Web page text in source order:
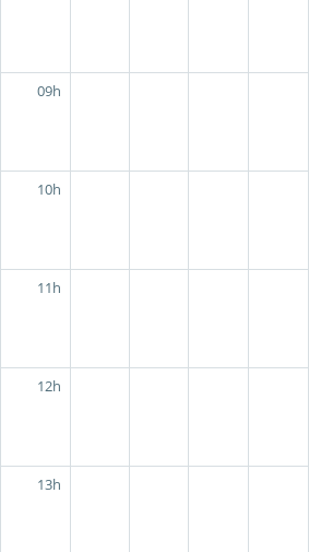
09h
10h
11h
12h
13h